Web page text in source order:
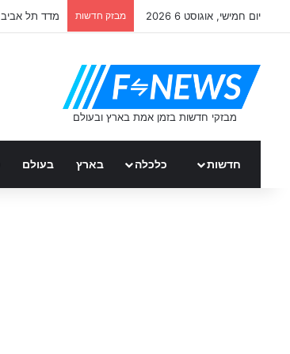
יום חמישי, אוגוסט 6 2026 מבזק חדשות מדד תל אביב 35 – כל העדכונים
חדשות כלכלה בארץ בעולם